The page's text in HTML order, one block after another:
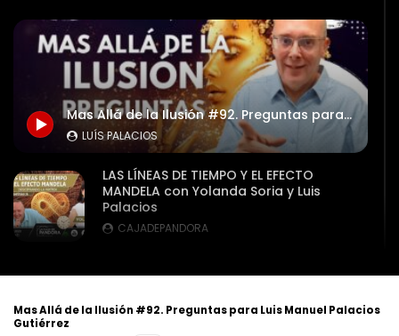
Mas Allá de la Ilusión #92. Preguntas para Luis Manuel Palacios Gutiérrez
LUÍS PALACIOS
LAS LÍNEAS DE TIEMPO Y EL EFECTO
MANDELA con Yolanda Soria y Luis
Palacios
CAJADEPANDORA
Yolanda Soria, José A. Jimenez, Nexus y
CAJADEPANDORA
Mas Allá de la Ilusión #92. Preguntas para Luis Manuel Palacios
Gutiérrez